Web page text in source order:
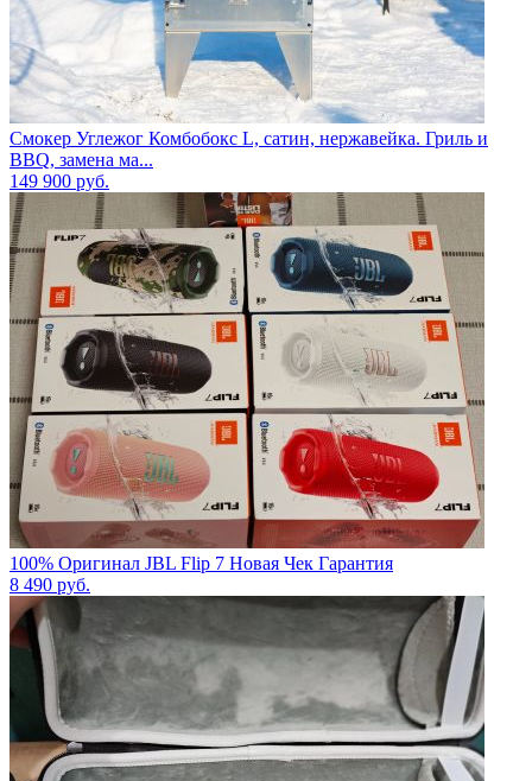
Смокер Углежог Комбобокс L, сатин, нержавейка. Гриль и
BBQ, замена ма...
149 900 руб.
100% Оригинал JBL Flip 7 Новая Чек Гарантия
8 490 руб.